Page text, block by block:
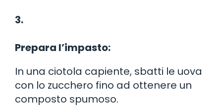
3.
Prepara l’impasto:
In una ciotola capiente, sbatti le uova
con lo zucchero fino ad ottenere un
composto spumoso.